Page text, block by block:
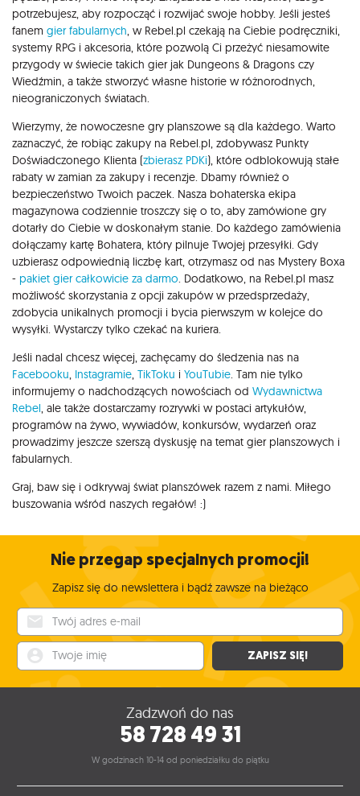
potrzebujesz, aby rozpocząć i rozwijać swoje hobby. Jeśli jesteś
fanem gier fabularnych, w Rebel.pl czekają na Ciebie podręczniki,
systemy RPG i akcesoria, które pozwolą Ci przeżyć niesamowite
przygody w świecie takich gier jak Dungeons & Dragons czy
Wiedźmin, a także stworzyć własne historie w różnorodnych,
nieograniczonych światach.
Wierzymy, że nowoczesne gry planszowe są dla każdego. Warto
zaznaczyć, że robiąc zakupy na Rebel.pl, zdobywasz Punkty
Doświadczonego Klienta (zbierasz PDKi), które odblokowują stałe
rabaty w zamian za zakupy i recenzje. Dbamy również o
bezpieczeństwo Twoich paczek. Nasza bohaterska ekipa
magazynowa codziennie troszczy się o to, aby zamówione gry
dotarły do Ciebie w doskonałym stanie. Do każdego zamówienia
dołączamy kartę Bohatera, który pilnuje Twojej przesyłki. Gdy
uzbierasz odpowiednią liczbę kart, otrzymasz od nas Mystery Boxa
- pakiet gier całkowicie za darmo. Dodatkowo, na Rebel.pl masz
możliwość skorzystania z opcji zakupów w przedsprzedaży,
zdobycia unikalnych promocji i bycia pierwszym w kolejce do
wysyłki. Wystarczy tylko czekać na kuriera.
Jeśli nadal chcesz więcej, zachęcamy do śledzenia nas na
Facebooku, Instagramie, TikToku i YouTubie. Tam nie tylko
informujemy o nadchodzących nowościach od Wydawnictwa
Rebel, ale także dostarczamy rozrywki w postaci artykułów,
programów na żywo, wywiadów, konkursów, wydarzeń oraz
prowadzimy jeszcze szerszą dyskusję na temat gier planszowych i
fabularnych.
Graj, baw się i odkrywaj świat planszówek razem z nami. Miłego
buszowania wśród naszych regałów! :)
Nie przegap specjalnych promocji!
Zapisz się do newslettera i bądź zawsze na bieżąco
ZAPISZ SIĘ!
Zadzwoń do nas
58 728 49 31
W godzinach 10-14 od poniedziałku do piątku